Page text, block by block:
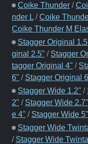
Coike Thunder /
nder L /Coike
Coike Thunder M
Stagger Original
ginal 2.5" / Stagger
tagger Original 4" /
6" / Stagger Original
Stagger Wide 1.2" /
2" / Stagger Wide 2.7"
e 4" / Stagger Wide 5"
Stagger Wide
/ Stagger Wide